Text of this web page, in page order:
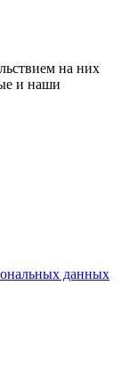
на них
и наши
данных